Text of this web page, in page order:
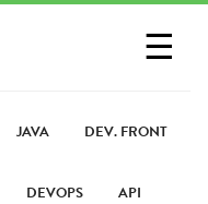
☰
JAVA DEV. FRONT
DEVOPS API